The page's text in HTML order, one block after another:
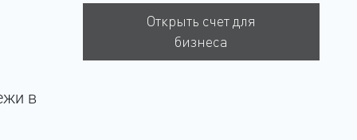
в
Открыть счет для
бизнеса